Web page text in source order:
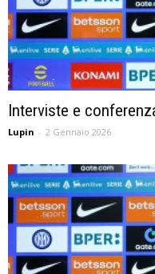
Interviste e
Lupin - 2 Gennaio 2026